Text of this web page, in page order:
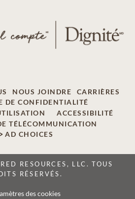
NOUS JOINDRE
CARRIÈRES
DE CONFIDENTIALITÉ
ACCESSIBILITÉ
TÉLÉCOMMUNICATION
AD CHOICES
RESOURCES, LLC. TOUS
RÉSERVÉS.
des cookies